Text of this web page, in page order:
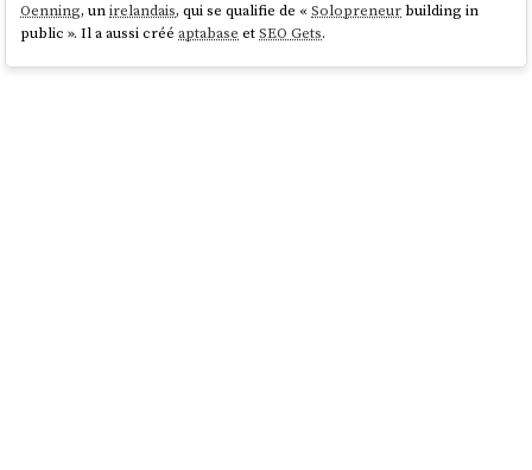
Oenning, unirelandais, qui se qualifie de «Solopreneurbuilding in
public ». Il a aussi crééaptabase etSEO Gets.